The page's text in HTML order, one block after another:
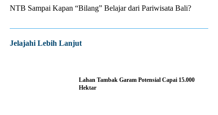
NTB Sampai Kapan “Bilang” Belajar dari Pariwisata Bali?
Jelajahi Lebih Lanjut
Lahan Tambak Garam Potensial Capai 15.000
Hektar